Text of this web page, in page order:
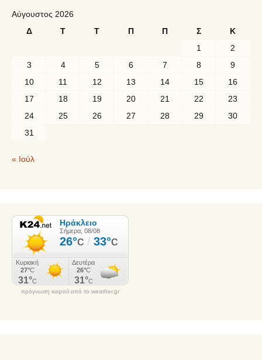
Αύγουστος 2026
Δ
Τ Τ Π Π Σ
Κ
1
2
3
4 5 6 7 8
9
10
11 12 13 14 15
16
17
18 19 20 21 22
23
24
25 26 27 28 29
30
31
« Ιούλ
πρόγνωση καιρού από το weather.gr